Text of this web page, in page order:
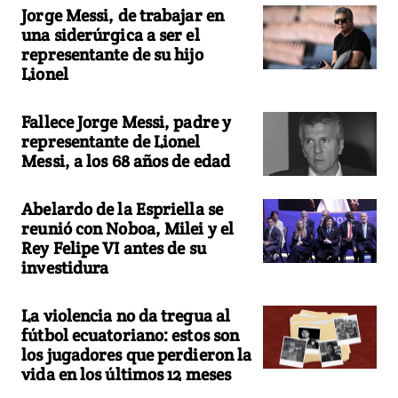
Jorge Messi, de trabajar en
una siderúrgica a ser el
representante de su hijo
Lionel
Fallece Jorge Messi, padre y
representante de Lionel
Messi, a los 68 años de edad
Abelardo de la Espriella se
reunió con Noboa, Milei y el
Rey Felipe VI antes de su
investidura
La violencia no da tregua al
fútbol ecuatoriano: estos son
los jugadores que perdieron la
vida en los últimos 12 meses